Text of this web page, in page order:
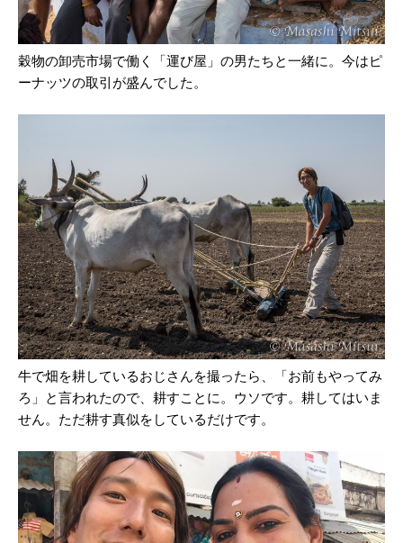
穀物の卸売市場で働く「運び屋」の男たちと一緒に。今はピ
ーナッツの取引が盛んでした。
牛で畑を耕しているおじさんを撮ったら、「お前もやってみ
ろ」と言われたので、耕すことに。ウソです。耕してはいま
せん。ただ耕す真似をしているだけです。